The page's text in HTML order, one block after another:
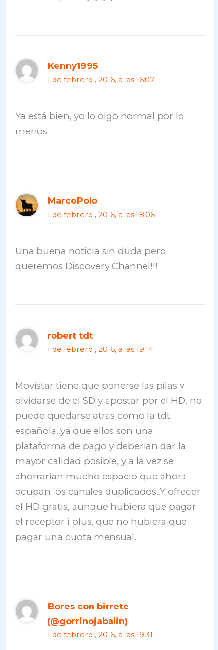
Kenny1995
1 de febrero , 2016, a las 16:07
Ya está bien, yo lo oigo normal por lo
menos
MarcoPolo
1 de febrero , 2016, a las 18:06
Una buena noticia sin duda pero
queremos Discovery Channel!!!
robert tdt
1 de febrero , 2016, a las 19:14
Movistar tiene que ponerse las pilas y
olvidarse de el SD y apostar por el HD, no
puede quedarse atras como la tdt
española..ya que ellos son una
plataforma de pago y deberian dar la
mayor calidad posible, y a la vez se
ahorrarian mucho espacio que ahora
ocupan los canales duplicados..Y ofrecer
el HD gratis, aunque hubiera que pagar
el receptor i plus, que no hubiera que
pagar una cuota mensual.
Bores con birrete
(@gorrinojabalin)
1 de febrero , 2016, a las 19:31